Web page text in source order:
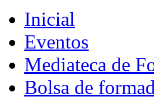
Inicial
Eventos
Mediateca de
Bolsa de